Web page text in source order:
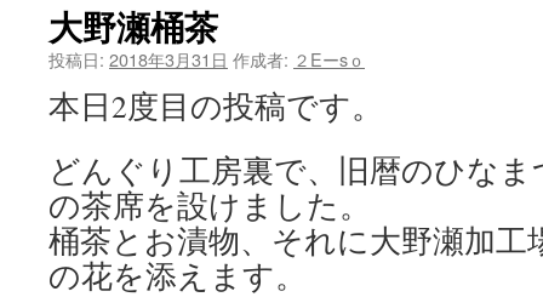
ツ
へ
ス
ッ
プ
大野瀬桶茶
投稿日: 2018年3月31日 作成者: ２Eーsｏ
本日2度目の投稿です。
どんぐり工房裏で、旧暦のひな
の茶席を設けました。
桶茶とお漬物、それに大野瀬加
の花を添えます。